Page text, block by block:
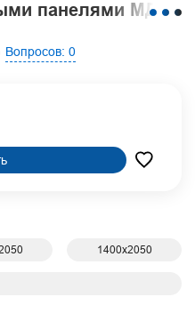
панелями МДФ
Вопросов: 0
1400х2050